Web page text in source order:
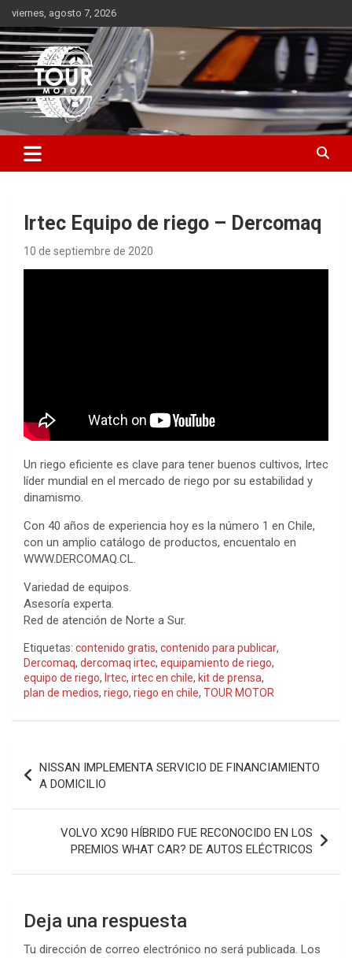
Saltar
al
contenido
viernes, agosto 7, 2026
Tour Motor
Plataforma de contenido audiovisual para el sector automotriz
Irtec Equipo de riego – Dercomaq
10 de septiembre de 2020
Un riego eficiente es clave para tener buenos cultivos, Irtec
líder mundial en el mercado de riego por su estabilidad y
dinamismo.
Con 40 años de experiencia hoy es la número 1 en Chile,
con un amplio catálogo de productos, encuentalo en
WWW.DERCOMAQ.CL.
Variedad de equipos.
Asesoría experta.
Red de atención de Norte a Sur.
Etiquetas: contenido gratis, contenido para publicar,
Dercomaq, dercomaq irtec, equipamiento de riego,
equipo de riego, Irtec, irtec en chile, kit de prensa,
plan de medios, riego, riego en chile, TOUR MOTOR
de
entradas
NISSAN IMPLEMENTA SERVICIO DE FINANCIAMIENTO
A DOMICILIO
VOLVO XC90 HÍBRIDO FUE RECONOCIDO EN LOS
PREMIOS WHAT CAR? DE AUTOS ELÉCTRICOS
Deja una respuesta
Tu dirección de correo electrónico no será publicada. Los